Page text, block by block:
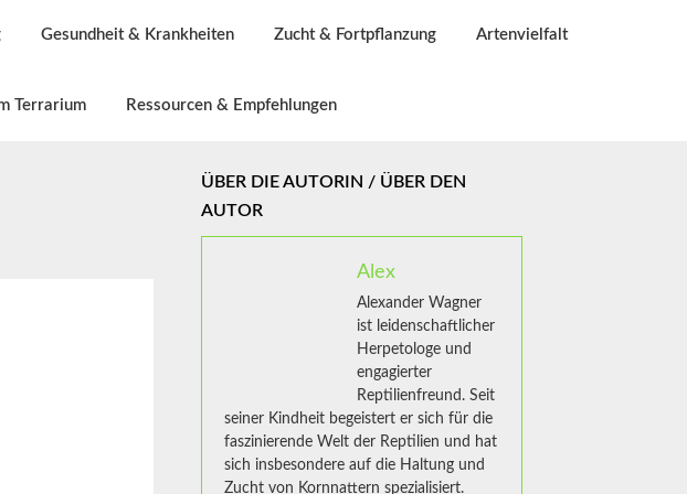
Gesundheit & Krankheiten Zucht & Fortpflanzung Artenvielfalt
Terrarium Ressourcen & Empfehlungen
ÜBER DIE AUTORIN / ÜBER DEN
AUTOR
Alex
Alexander Wagner
ist leidenschaftlicher
Herpetologe und
engagierter
Reptilienfreund. Seit
seiner Kindheit begeistert er sich für die
faszinierende Welt der Reptilien und hat
sich insbesondere auf die Haltung und
Zucht von Kornnattern spezialisiert.